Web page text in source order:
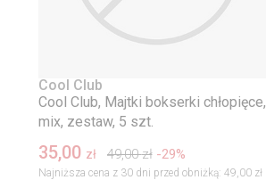
Cool Club
Cool Club, Majtki bokserki chłopięce,
mix, zestaw, 5 szt.
35,00 zł 49,00 zł -29%
Najniższa cena z 30 dni przed obniżką: 49,00 zł